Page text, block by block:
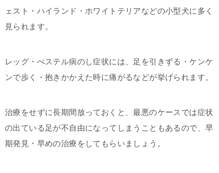
ェスト・ハイランド・ホワイトテリアなどの小型犬に多く
見られます。
レッグ・ぺステル病のし症状には、足を引きずる・ケンケ
ンで歩く・抱きかかえた時に痛がるなどが挙げられます。
治療をせずに長期間放っておくと、最悪のケースでは症状
の出ている足が不自由になってしまうこともあるので、早
期発見・早めの治療をしてもらいましょう。